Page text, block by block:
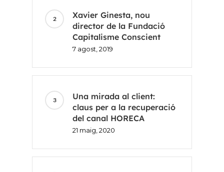
Xavier Ginesta, nou
director de la Fundació
Capitalisme Conscient
7 agost, 2019
Una mirada al client:
claus per a la recuperació
del canal HORECA
21 maig, 2020